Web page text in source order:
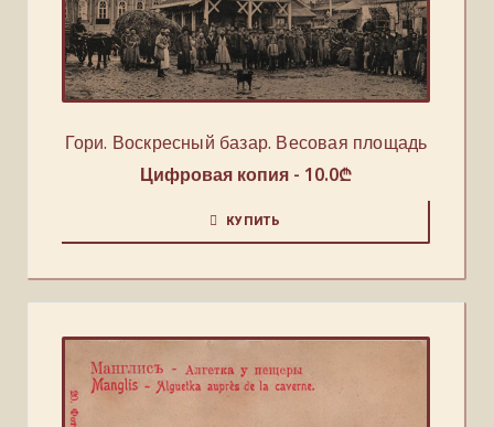
Гори. Воскресный базар. Весовая площадь
Цифровая копия - 10.0₾
КУПИТЬ